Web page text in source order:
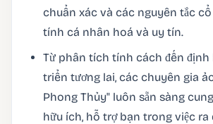
chuẩn xác và các nguyên tắc cổ
tính cá nhân hoá và uy tín.
Từ phân tích tính cách đến định
triển tương lai, các chuyên gia
Phong Thủy" luôn sẵn sàng
hữu ích, hỗ trợ bạn trong việc ra